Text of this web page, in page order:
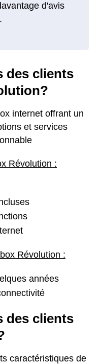
d'avis
des clients
internet offrant un
et services
Révolution :
Révolution :
années
des clients
caractéristiques de